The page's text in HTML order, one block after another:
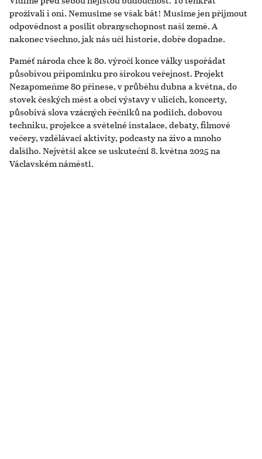
prožívali i oni. Nemusíme se však bát! Musíme jen přijmout
odpovědnost a posílit obranyschopnost naší země. A
nakonec všechno, jak nás učí historie, dobře dopadne.
Paměť národa chce k 80. výročí konce války uspořádat
působivou připomínku pro širokou veřejnost. Projekt
Nezapomeňme 80 přinese, v průběhu dubna a května, do
stovek českých měst a obcí výstavy v ulicích, koncerty,
působivá slova vzácných řečníků na podiích, dobovou
techniku, projekce a světelné instalace, debaty, filmové
večery, vzdělávací aktivity, podcasty na živo a mnoho
dalšího. Největší akce se uskuteční 8. května 2025 na
Václavském náměstí.